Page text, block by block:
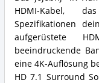
HDMI-Kabel,
Spezifikationen
aufgerüstete
beeindruckende
eine 4K-Auflösung
HD 7.1 Surround